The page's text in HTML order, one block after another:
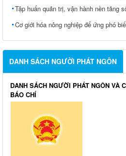
Tập huấn quản trị, vận hành nền tảng
Cơ giới hóa nông nghiệp để ứng phó
DANH SÁCH NGƯỜI PHÁT NGÔN
DANH SÁCH NGƯỜI PHÁT NGÔN VÀ
BÁO CHÍ